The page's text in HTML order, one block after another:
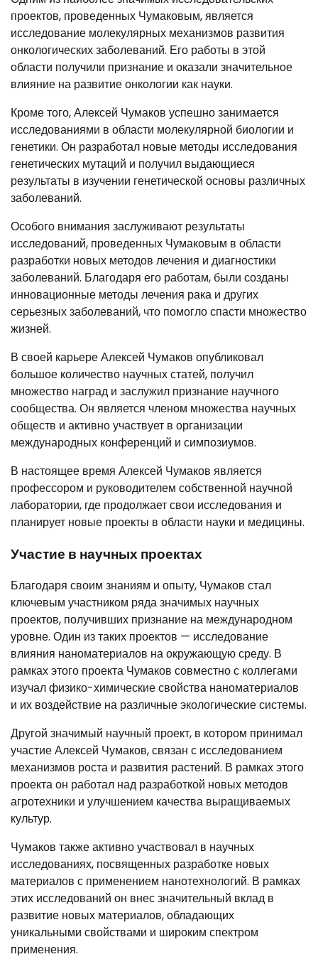
проектов, проведенных Чумаковым, является
исследование молекулярных механизмов развития
онкологических заболеваний. Его работы в этой
области получили признание и оказали значительное
влияние на развитие онкологии как науки.
Кроме того, Алексей Чумаков успешно занимается
исследованиями в области молекулярной биологии и
генетики. Он разработал новые методы исследования
генетических мутаций и получил выдающиеся
результаты в изучении генетической основы различных
заболеваний.
Особого внимания заслуживают результаты
исследований, проведенных Чумаковым в области
разработки новых методов лечения и диагностики
заболеваний. Благодаря его работам, были созданы
инновационные методы лечения рака и других
серьезных заболеваний, что помогло спасти множество
жизней.
В своей карьере Алексей Чумаков опубликовал
большое количество научных статей, получил
множество наград и заслужил признание научного
сообщества. Он является членом множества научных
обществ и активно участвует в организации
международных конференций и симпозиумов.
В настоящее время Алексей Чумаков является
профессором и руководителем собственной научной
лаборатории, где продолжает свои исследования и
планирует новые проекты в области науки и медицины.
Участие в научных проектах
Благодаря своим знаниям и опыту, Чумаков стал
ключевым участником ряда значимых научных
проектов, получивших признание на международном
уровне. Один из таких проектов — исследование
влияния наноматериалов на окружающую среду. В
рамках этого проекта Чумаков совместно с коллегами
изучал физико-химические свойства наноматериалов
и их воздействие на различные экологические системы.
Другой значимый научный проект, в котором принимал
участие Алексей Чумаков, связан с исследованием
механизмов роста и развития растений. В рамках этого
проекта он работал над разработкой новых методов
агротехники и улучшением качества выращиваемых
культур.
Чумаков также активно участвовал в научных
исследованиях, посвященных разработке новых
материалов с применением нанотехнологий. В рамках
этих исследований он внес значительный вклад в
развитие новых материалов, обладающих
уникальными свойствами и широким спектром
применения.